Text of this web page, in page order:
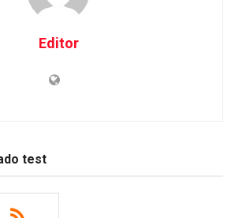
Editor
test